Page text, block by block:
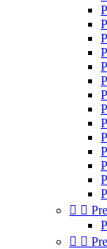
 
 